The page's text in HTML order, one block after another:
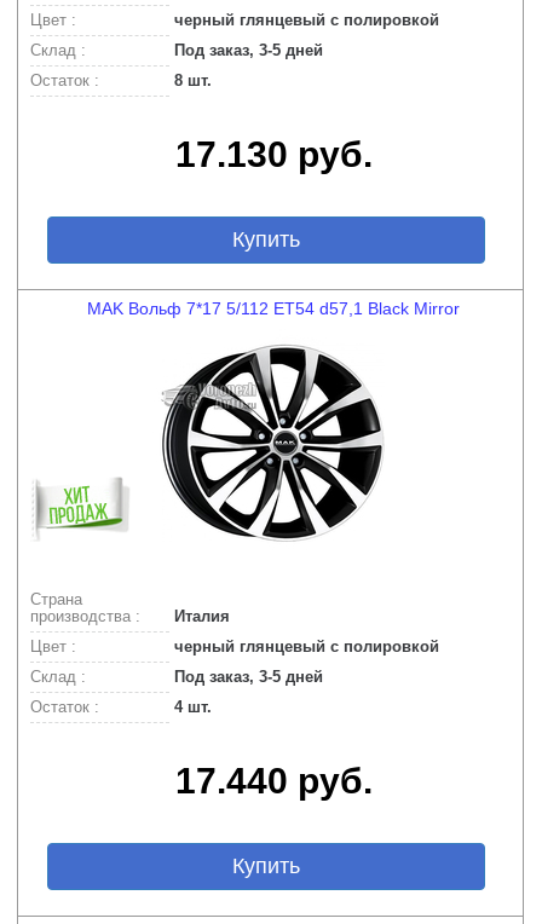
Цвет :
черный глянцевый с полировкой
Склад :
Под заказ, 3-5 дней
Остаток :
8 шт.
17.130 руб.
Купить
MAK Вольф 7*17 5/112 ET54 d57,1 Black Mirror
Страна
производства :
Италия
Цвет :
черный глянцевый с полировкой
Склад :
Под заказ, 3-5 дней
Остаток :
4 шт.
17.440 руб.
Купить